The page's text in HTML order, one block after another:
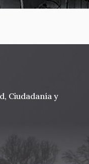
Ciudadanía y